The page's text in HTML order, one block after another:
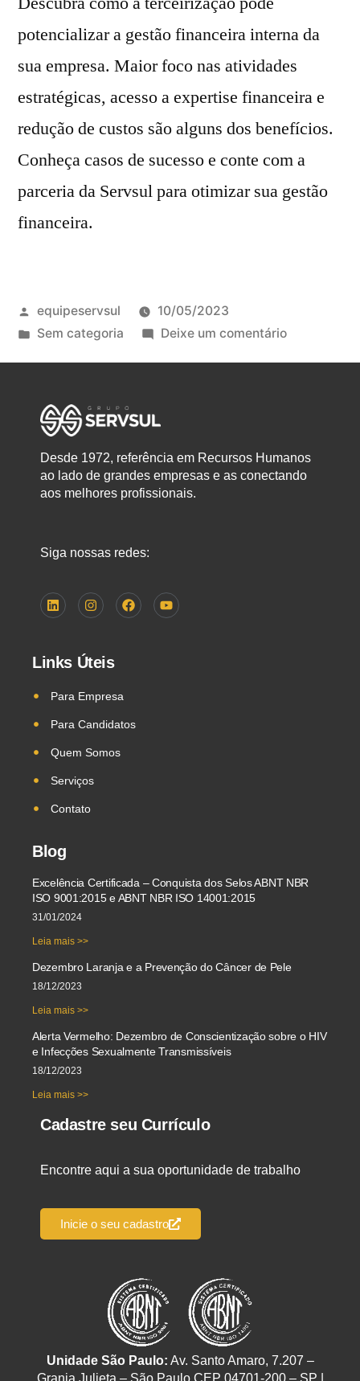
potencializar a gestão financeira interna da
sua empresa. Maior foco nas atividades
estratégicas, acesso a expertise financeira e
redução de custos são alguns dos benefícios.
Conheça casos de sucesso e conte com a
parceria da Servsul para otimizar sua gestão
financeira.
equipeservsul
10/05/2023
Sem categoria
Deixe um comentário
Desde 1972, referência em Recursos Humanos
ao lado de grandes empresas e as conectando
aos melhores profissionais.
Siga nossas redes:
Links Úteis
Para Empresa
Para Candidatos
Quem Somos
Serviços
Contato
Blog
Excelência Certificada – Conquista dos Selos ABNT NBR
ISO 9001:2015 e ABNT NBR ISO 14001:2015
31/01/2024
Leia mais >>
Dezembro Laranja e a Prevenção do Câncer de Pele
18/12/2023
Leia mais >>
Alerta Vermelho: Dezembro de Conscientização sobre o HIV
e Infecções Sexualmente Transmissíveis
18/12/2023
Leia mais >>
Cadastre seu Currículo
Encontre aqui a sua oportunidade de trabalho
Inicie o seu cadastro
Unidade São Paulo: Av. Santo Amaro, 7.207 –
Granja Julieta – São Paulo CEP 04701-200 – SP |